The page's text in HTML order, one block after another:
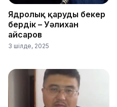
Ядролық қаруды бекер
бердік – Уәлихан
Қайсаров
3 шілде, 2025